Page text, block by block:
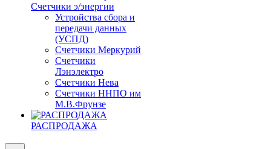
Счетчики э/энергии
Устройства сбора и
передачи данных
(УСПД)
Счетчики Меркурий
Счетчики
Лэнэлектро
Счетчики Нева
Счетчики ННПО им
М.В.Фрунзе
РАСПРОДАЖА